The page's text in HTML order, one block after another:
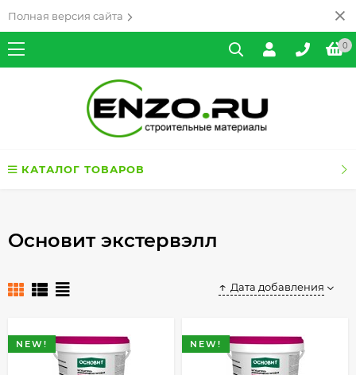
Полная версия сайта
0
КАТАЛОГ ТОВАРОВ
Основит экстервэлл
Дата добавления
NEW! NEW!